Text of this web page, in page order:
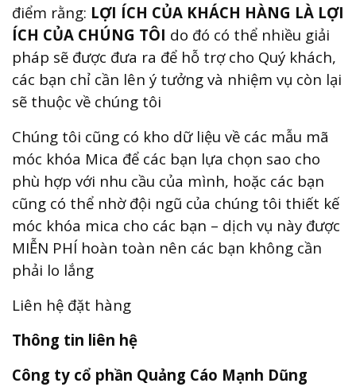
điểm rằng: LỢI ÍCH CỦA KHÁCH HÀNG LÀ LỢI
ÍCH CỦA CHÚNG TÔI do đó có thể nhiều giải
pháp sẽ được đưa ra để hỗ trợ cho Quý khách,
các bạn chỉ cần lên ý tưởng và nhiệm vụ còn lại
sẽ thuộc về chúng tôi
Chúng tôi cũng có kho dữ liệu về các mẫu mã
móc khóa Mica để các bạn lựa chọn sao cho
phù hợp với nhu cầu của mình, hoặc các bạn
cũng có thể nhờ đội ngũ của chúng tôi thiết kế
móc khóa mica cho các bạn – dịch vụ này được
MIỄN PHÍ hoàn toàn nên các bạn không cần
phải lo lắng
Liên hệ đặt hàng
Thông tin liên hệ
Công ty cổ phần Quảng Cáo Mạnh Dũng